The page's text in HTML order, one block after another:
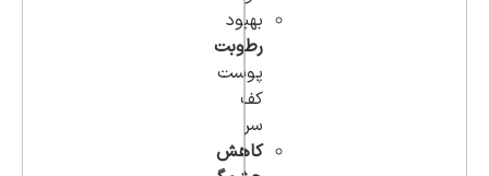
بهبود
رطوبت
پوست
کف
سر
کاهش